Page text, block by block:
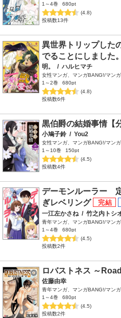
1～4巻
680pt
(4.8)
投稿数13件
異世界トリップした
でることにしました。
明。 / ハルヒマチ
女性マンガ、マンガBANG!/マン
1～2巻
680pt
(4.8)
投稿数6件
黒伯爵の結婚事情【
小鳩子鈴 / You2
女性マンガ、マンガBANG!/マン
1～10巻
150pt
(4.5)
投稿数4件
デーモンルーラー
ぎレベリング
一江左かさね / 竹之内トシ
青年マンガ、マンガBANG!/マン
1～4巻
680pt
(4.5)
投稿数2件
ロバストネス ～
佐藤由幸
青年マンガ、マンガBANG!/マン
1～4巻
680pt
(4.5)
投稿数2件